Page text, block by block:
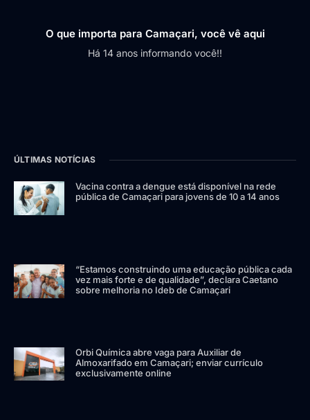
O que importa para Camaçari, você vê aqui
Há 14 anos informando você!!
ÚLTIMAS NOTÍCIAS
Vacina contra a dengue está disponível na rede
pública de Camaçari para jovens de 10 a 14 anos
“Estamos construindo uma educação pública cada
vez mais forte e de qualidade”, declara Caetano
sobre melhoria no Ideb de Camaçari
Orbi Química abre vaga para Auxiliar de
Almoxarifado em Camaçari; enviar currículo
exclusivamente online